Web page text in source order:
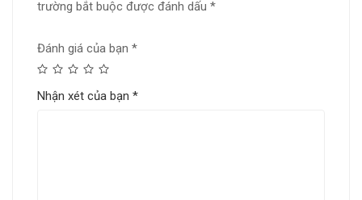
trường bắt buộc được đánh dấu *
Đánh giá của bạn *
Nhận xét của bạn *